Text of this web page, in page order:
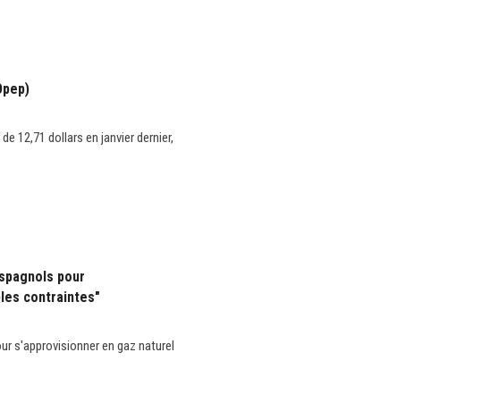
12,71 dollars en janvier dernier,
pour
contraintes"
s'approvisionner en gaz naturel